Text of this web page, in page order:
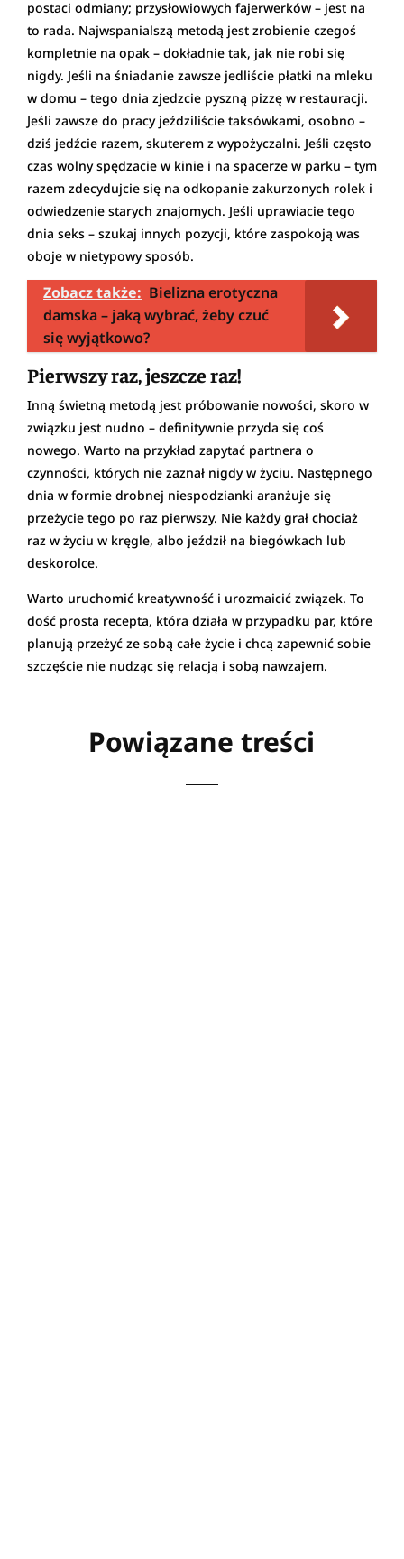
postaci odmiany; przysłowiowych fajerwerków – jest na
to rada. Najwspanialszą metodą jest zrobienie czegoś
kompletnie na opak – dokładnie tak, jak nie robi się
nigdy. Jeśli na śniadanie zawsze jedliście płatki na mleku
w domu – tego dnia zjedzcie pyszną pizzę w restauracji.
Jeśli zawsze do pracy jeździliście taksówkami, osobno –
dziś jedźcie razem, skuterem z wypożyczalni. Jeśli często
czas wolny spędzacie w kinie i na spacerze w parku – tym
razem zdecydujcie się na odkopanie zakurzonych rolek i
odwiedzenie starych znajomych. Jeśli uprawiacie tego
dnia seks – szukaj innych pozycji, które zaspokoją was
oboje w nietypowy sposób.
Zobacz także: Bielizna erotyczna
damska – jaką wybrać, żeby czuć
się wyjątkowo?
Pierwszy raz, jeszcze raz!
Inną świetną metodą jest próbowanie nowości, skoro w
związku jest nudno – definitywnie przyda się coś
nowego. Warto na przykład zapytać partnera o
czynności, których nie zaznał nigdy w życiu. Następnego
dnia w formie drobnej niespodzianki aranżuje się
przeżycie tego po raz pierwszy. Nie każdy grał chociaż
raz w życiu w kręgle, albo jeździł na biegówkach lub
deskorolce.
Warto uruchomić kreatywność i urozmaicić związek. To
dość prosta recepta, która działa w przypadku par, które
planują przeżyć ze sobą całe życie i chcą zapewnić sobie
szczęście nie nudząc się relacją i sobą nawzajem.
Powiązane treści